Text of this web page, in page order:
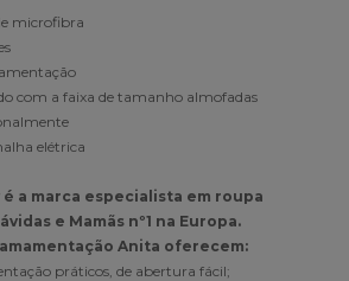
microfibra
com a faixa de tamanho almofadas
elétrica
a marca especialista em roupa
e Mamãs nº1 na Europa.
Anita oferecem:
práticos, de abertura fácil;